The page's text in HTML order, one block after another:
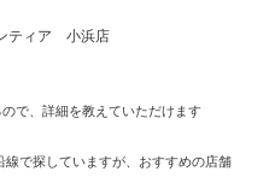
ティア 小浜店
で、詳細を教えていただけます
線で探していますが、おすすめの店舗